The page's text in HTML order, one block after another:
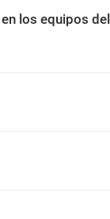
los equipos del